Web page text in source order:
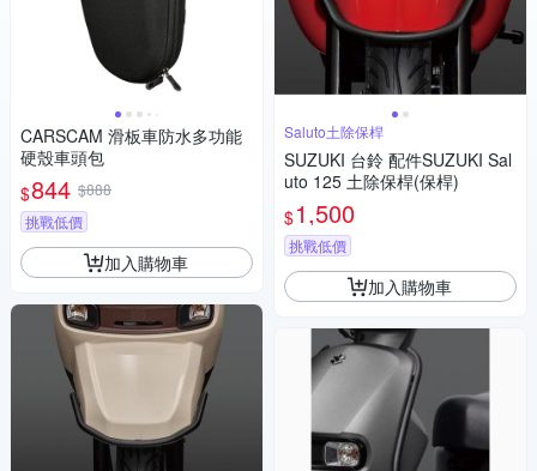
CARSCAM 滑板車防水多功能
硬殼車頭包
$844 $888
挑戰低價
加入購物車
Saluto土除保桿
SUZUKI 台鈴 配件SUZUKI Sal
uto 125 土除保桿(保桿)
$1,500
挑戰低價
加入購物車